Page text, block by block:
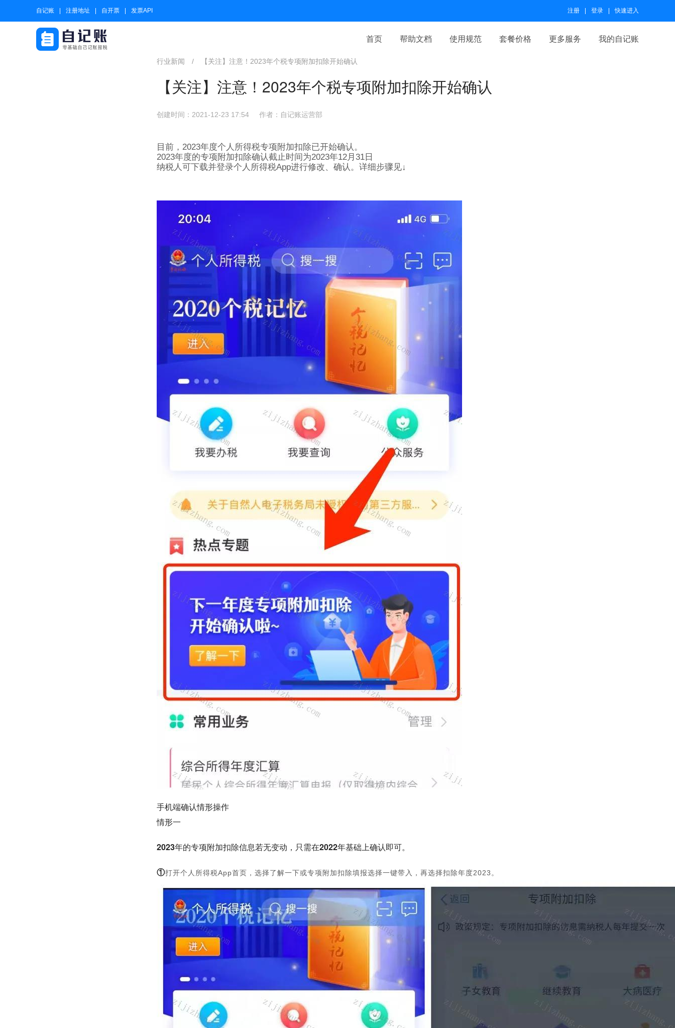
自记账 注册地址 自开票 发票API 注册 登录 快速进入
首页 帮助文档 使用规范 套餐价格 更多服务 我的自记账
行业新闻 / 【关注】注意！2023年个税专项附加扣除开始确认
【关注】注意！2023年个税专项附加扣除开始确认
创建时间：2021-12-23 17:54 作者：自记账运营部
目前，2023年度个人所得税专项附加扣除已开始确认。
2023年度的专项附加扣除确认截止时间为2023年12月31日
纳税人可下载并登录个人所得税App进行修改、确认。详细步骤见↓
手机端确认情形操作
情形一
2023年的专项附加扣除信息若无变动，只需在2022年基础上确认即可。
①打开个人所得税App首页，选择了解一下或专项附加扣除填报选择一键带入，再选择扣除年度2023。